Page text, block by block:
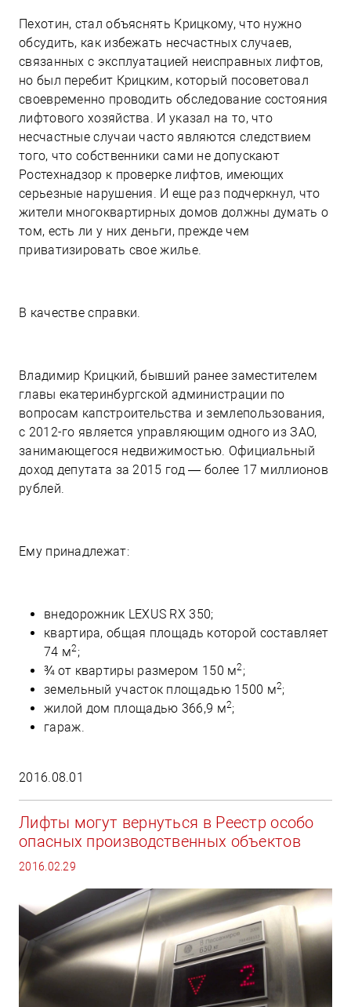
Пехотин, стал объяснять Крицкому, что нужно
обсудить, как избежать несчастных случаев,
связанных с эксплуатацией неисправных лифтов,
но был перебит Крицким, который посоветовал
своевременно проводить обследование состояния
лифтового хозяйства. И указал на то, что
несчастные случаи часто являются следствием
того, что собственники сами не допускают
Ростехнадзор к проверке лифтов, имеющих
серьезные нарушения. И еще раз подчеркнул, что
жители многоквартирных домов должны думать о
том, есть ли у них деньги, прежде чем
приватизировать свое жилье.
В качестве справки.
Владимир Крицкий, бывший ранее заместителем
главы екатеринбургской администрации по
вопросам капстроительства и землепользования,
с 2012-го является управляющим одного из ЗАО,
занимающегося недвижимостью. Официальный
доход депутата за 2015 год — более 17 миллионов
рублей.
Ему принадлежат:
внедорожник LEXUS RX 350;
квартира, общая площадь которой составляет
74 м2;
¾ от квартиры размером 150 м2;
земельный участок площадью 1500 м2;
жилой дом площадью 366,9 м2;
гараж.
2016.08.01
Лифты могут вернуться в Реестр особо
опасных производственных объектов
2016.02.29